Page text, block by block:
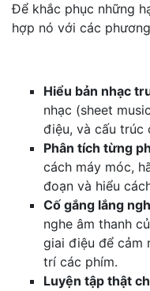
Để khắc phục những
hợp nó với các
Hiểu bản nhạc
nhạc (sheet
điệu, và cấu trúc
Phân tích từng
cách máy móc,
đoạn và hiểu
Cố gắng lắng
nghe âm thanh
giai điệu để cảm
trí các phím.
Luyện tập thật